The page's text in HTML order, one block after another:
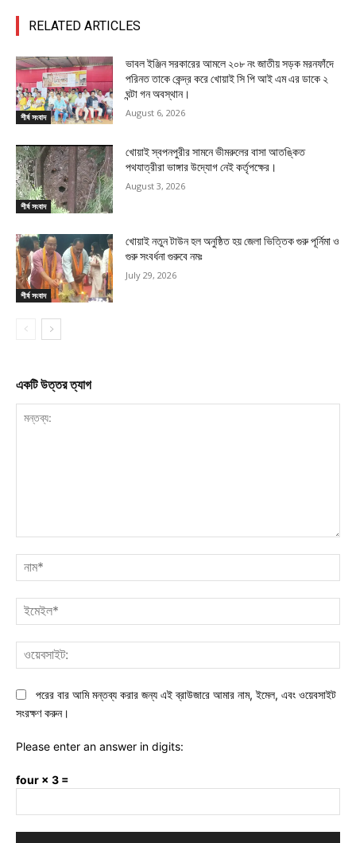
RELATED ARTICLES
শীর্ষ সংবাদ
ভাবল ইঞ্জিন সরকারের আমলে ২০৮ নং জাতীয় সড়ক মরনফাঁদে
পরিনত তাকে কেন্দ্র করে খোয়াই সি পি আই এম এর ডাকে ২
ঘন্টা গন অবস্থান।
August 6, 2026
শীর্ষ সংবাদ
খোয়াই স্বপনপুরীর সামনে ভীমরুলের বাসা আতঙ্কিত
পথযাত্রীরা ভাঙ্গার উদ্যোগ নেই কর্তৃপক্ষের।
August 3, 2026
শীর্ষ সংবাদ
খোয়াই নতুন টাউন হল অনুষ্ঠিত হয় জেলা ভিত্তিক গুরু পূর্নিমা ও
গুরু সংবর্ধনা গুরুবে নমঃ
July 29, 2026
একটি উত্তর ত্যাগ
পরের বার আমি মন্তব্য করার জন্য এই ব্রাউজারে আমার নাম, ইমেল, এবং ওয়েবসাইট
সংরক্ষণ করুন।
Please enter an answer in digits:
four × 3 =